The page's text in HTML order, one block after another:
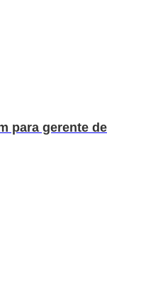
para gerente de